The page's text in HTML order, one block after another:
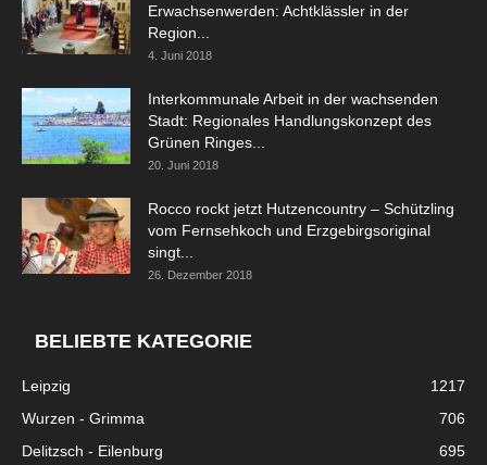
Erwachsenwerden: Achtklässler in der
Region...
4. Juni 2018
Interkommunale Arbeit in der wachsenden
Stadt: Regionales Handlungskonzept des
Grünen Ringes...
20. Juni 2018
Rocco rockt jetzt Hutzencountry – Schützling
vom Fernsehkoch und Erzgebirgsoriginal
singt...
26. Dezember 2018
BELIEBTE KATEGORIE
Leipzig
1217
Wurzen - Grimma
706
Delitzsch - Eilenburg
695